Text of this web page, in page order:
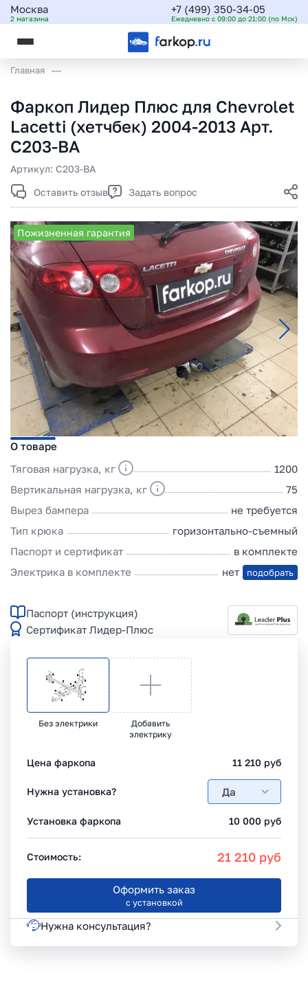
Москва
2 магазина
+7 (499) 350-34-05
Ежедневно с 09:00 до 21:00 (по Мск)
Главная
Фаркоп Лидер Плюс для Chevrolet
Lacetti (хетчбек) 2004-2013 Арт.
C203-BA
Артикул: C203-BA
Оставить отзыв
Задать вопрос
Пожизненная гарантия
О товаре
Тяговая нагрузка, кг
1200
Вертикальная нагрузка, кг
75
Вырез бампера
не требуется
Тип крюка
горизонтально-съемный
Паспорт и сертификат
в комплекте
Электрика в комплекте
нет подобрать
Паспорт (инструкция)
Сертификат Лидер-Плюс
Без электрики
Добавить
электрику
Цена фаркопа 11 210 руб
Нужна установка? Да
Установка фаркопа 10 000 руб
Стоимость: 21 210 руб
Оформить заказ
с установкой
Нужна консультация?